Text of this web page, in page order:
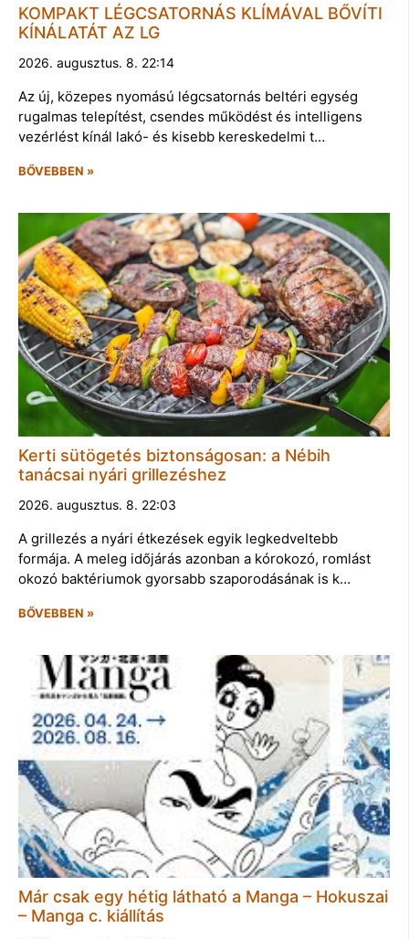
KOMPAKT LÉGCSATORNÁS KLÍMÁVAL BŐVÍTI
KÍNÁLATÁT AZ LG
2026. augusztus. 8. 22:14
Az új, közepes nyomású légcsatornás beltéri egység
rugalmas telepítést, csendes működést és intelligens
vezérlést kínál lakó- és kisebb kereskedelmi t…
BŐVEBBEN »
Kerti sütögetés biztonságosan: a Nébih
tanácsai nyári grillezéshez
2026. augusztus. 8. 22:03
A grillezés a nyári étkezések egyik legkedveltebb
formája. A meleg időjárás azonban a kórokozó, romlást
okozó baktériumok gyorsabb szaporodásának is k…
BŐVEBBEN »
Már csak egy hétig látható a Manga – Hokuszai
– Manga c. kiállítás